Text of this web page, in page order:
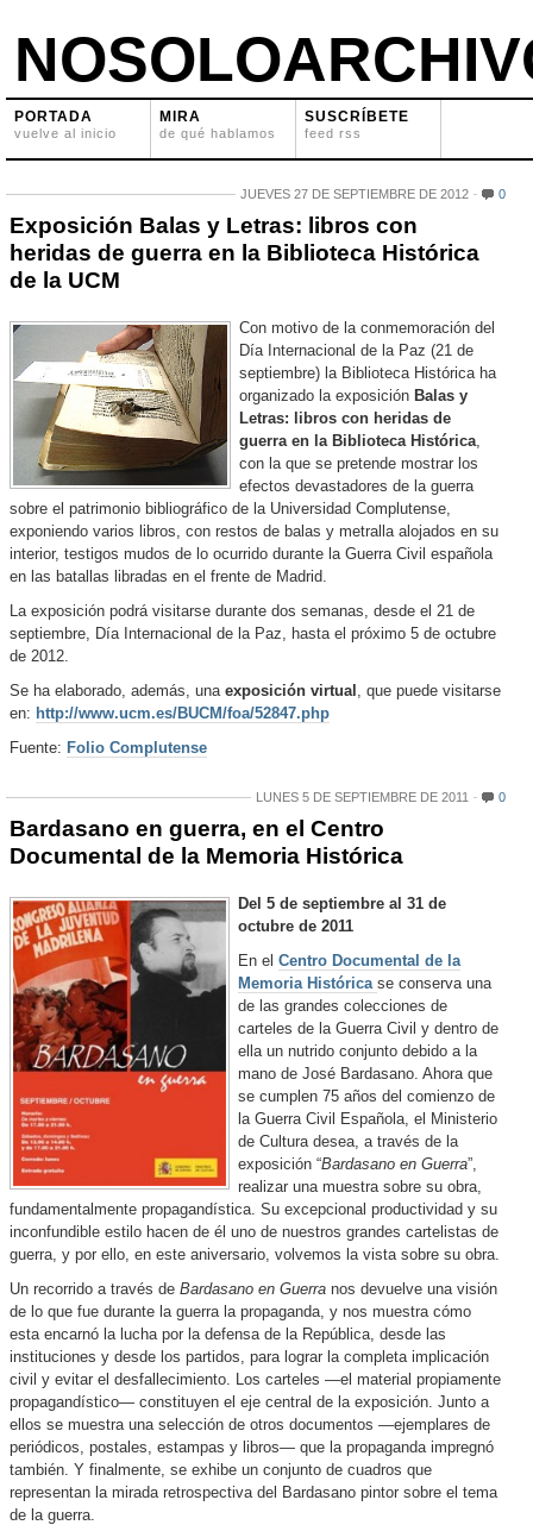
PORTADA
vuelve al inicio
MIRA
de qué hablamos
SUSCRÍBETE
feed rss
JUEVES 27 DE SEPTIEMBRE DE 2012 0
Exposición Balas y Letras: libros con
heridas de guerra en la Biblioteca Histórica
de la UCM
Con motivo de la conmemoración del
Día Internacional de la Paz (21 de
septiembre) la Biblioteca Histórica ha
organizado la exposición Balas y
Letras: libros con heridas de
guerra en la Biblioteca Histórica,
con la que se pretende mostrar los
efectos devastadores de la guerra
sobre el patrimonio bibliográfico de la Universidad Complutense,
exponiendo varios libros, con restos de balas y metralla alojados en su
interior, testigos mudos de lo ocurrido durante la Guerra Civil española
en las batallas libradas en el frente de Madrid.
La exposición podrá visitarse durante dos semanas, desde el 21 de
septiembre, Día Internacional de la Paz, hasta el próximo 5 de octubre
de 2012.
Se ha elaborado, además, una exposición virtual , que puede visitarse
en: http://www.ucm.es/BUCM/foa/52847.php
Fuente: Folio Complutense
LUNES 5 DE SEPTIEMBRE DE 2011 0
Bardasano en guerra, en el Centro
Documental de la Memoria Histórica
Del 5 de septiembre al 31 de
octubre de 2011
En el Centro Documental de la
Memoria Histórica se conserva una
de las grandes colecciones de
carteles de la Guerra Civil y dentro de
ella un nutrido conjunto debido a la
mano de José Bardasano. Ahora que
se cumplen 75 años del comienzo de
la Guerra Civil Española, el Ministerio
de Cultura desea, a través de la
exposición “Bardasano en Guerra”,
realizar una muestra sobre su obra,
fundamentalmente propagandística. Su excepcional productividad y su
inconfundible estilo hacen de él uno de nuestros grandes cartelistas de
guerra, y por ello, en este aniversario, volvemos la vista sobre su obra.
Un recorrido a través de Bardasano en Guerra nos devuelve una visión
de lo que fue durante la guerra la propaganda, y nos muestra cómo
esta encarnó la lucha por la defensa de la República, desde las
instituciones y desde los partidos, para lograr la completa implicación
civil y evitar el desfallecimiento. Los carteles —el material propiamente
propagandístico— constituyen el eje central de la exposición. Junto a
ellos se muestra una selección de otros documentos —ejemplares de
periódicos, postales, estampas y libros— que la propaganda impregnó
también. Y finalmente, se exhibe un conjunto de cuadros que
representan la mirada retrospectiva del Bardasano pintor sobre el tema
de la guerra.